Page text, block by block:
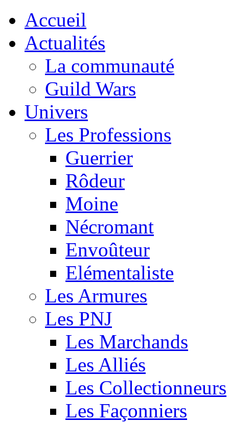
Accueil
Actualités
La communauté
Guild Wars
Univers
Les Professions
Guerrier
Rôdeur
Moine
Nécromant
Envoûteur
Elémentaliste
Les Armures
Les PNJ
Les Marchands
Les Alliés
Les Collectionneurs
Les Façonniers